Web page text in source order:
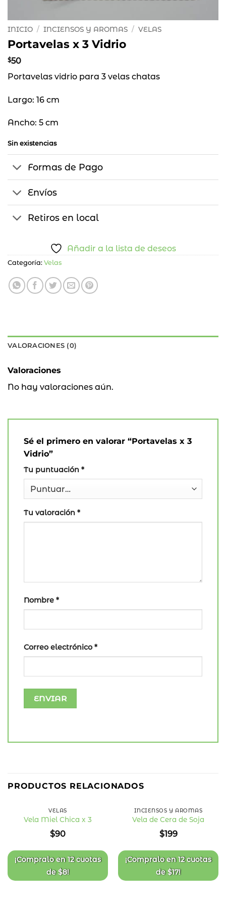
INICIO / INCIENSOS Y AROMAS / VELAS
Portavelas x 3 Vidrio
$50
Portavelas vidrio para 3 velas chatas
Largo: 16 cm
Ancho: 5 cm
Sin existencias
Formas de Pago
Envíos
Retiros en local
Añadir a la lista de deseos
Categoría: Velas
VALORACIONES (0)
Valoraciones
No hay valoraciones aún.
Sé el primero en valorar “Portavelas x 3
Vidrio”
Tu puntuación *
Tu valoración *
Nombre *
Correo electrónico *
PRODUCTOS RELACIONADOS
de
deseos
VELAS
Vela Miel Chica x 3
$90
¡Compralo en12 cuotas
de$8!
de
deseos
INCIENSOS Y AROMAS
Vela de Cera de Soja
$199
¡Compralo en12 cuotas
de$17!